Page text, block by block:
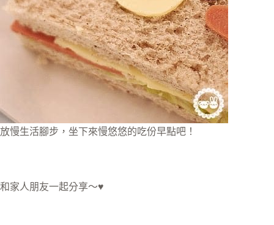
放慢生活腳步，坐下來慢悠悠的吃份早點吧！
和家人朋友一起分享～♥